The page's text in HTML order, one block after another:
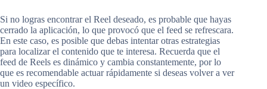
Si no logras encontrar el Reel deseado, es probable que hayas
cerrado la aplicación, lo que provocó que el feed se refrescara.
En este caso, es posible que debas intentar otras estrategias
para localizar el contenido que te interesa. Recuerda que el
feed de Reels es dinámico y cambia constantemente, por lo
que es recomendable actuar rápidamente si deseas volver a ver
un video específico.